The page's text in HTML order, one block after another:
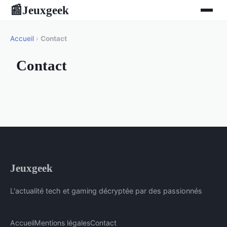
📰Jeuxgeek
Accueil › Contact
Contact
Jeuxgeek
L'actualité tech et gaming décryptée par des passionnés
AccueilMentions légalesContact